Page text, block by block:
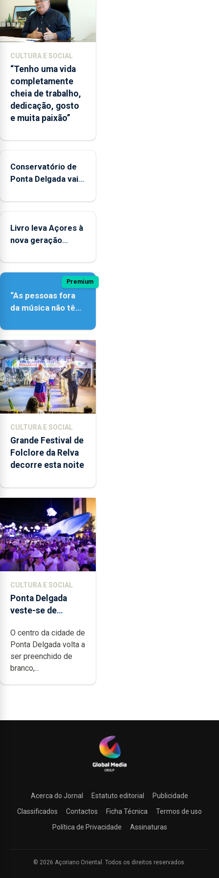
CULTURA E SOCIAL
“Tenho uma vida
completamente
cheia de trabalho,
dedicação, gosto
e muita paixão”
Conservatório de
Ponta Delgada vai
instrumentos
Livro leva Açores à
nova geração
Premium
“As pessoas fora
da música não têm
difícil é produzir
uma música”
CULTURA E SOCIAL
Grande Festival de
Folclore da Relva
decorre esta noite
CULTURA E SOCIAL
Ponta Delgada
veste-se de
O centro da cidade de
Ponta Delgada volta a
ser preenchido de
branco,...
Acerca do Jornal Estatuto editorial
Publicidade
Classificados
Contactos Ficha Técnica
Termos de uso
Política de Privacidade
Assinaturas
© 2026 Açoriano Oriental. Todos os direitos reservados.